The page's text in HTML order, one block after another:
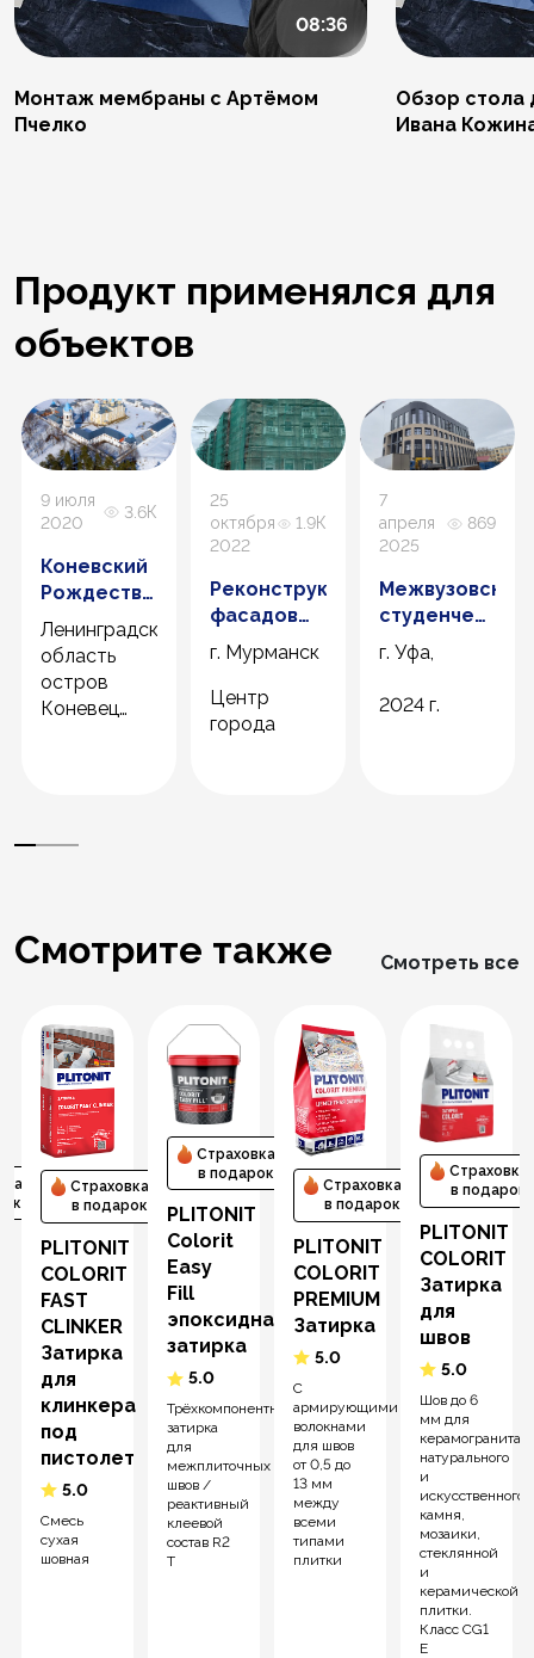
08:36
Монтаж мембраны с Артёмом
Пчелко
Обзор стола
Ивана
Продукт применялся для
объектов
9 июля
2020
3.6К
Коневский
Рождество-
богородичный
Мужской
Ленинградская
область
остров
Коневец
25
октября
2022
1.9К
Реконструкция
фасадов
домов в
центре
Мурманска
г. Мурманск
Центр
города
7
апреля
2025
869
Межвузовский
студенческий
кампус
Евразийского
НОЦ
г. Уфа,
2024 г.
Смотрите также Смотреть все
Страховка
в подарок
PLITONIT
COLORIT
FAST
CLINKER
Затирка
для
клинкера
под
пистолет
5.0
Смесь
сухая
шовная
Страховка
в подарок
PLITONIT
Colorit
Easy
Fill
эпоксидная
затирка
5.0
Трёхкомпонентная
затирка
для
межплиточных
швов /
реактивный
клеевой
состав R2
T
Страховка
в подарок
PLITONIT
СOLORIT
PREMIUM
Затирка
5.0
С
армирующими
волокнами
для швов
от 0,5 до
13 мм
между
всеми
типами
плитки
Страховка
в подарок
PLITONIT
COLORIT
Затирка
для
швов
5.0
Шов до 6
мм для
керамогранита,
натурального
и
искусственного
камня,
мозаики,
стеклянной
и
керамической
плитки.
Класс CG1
E